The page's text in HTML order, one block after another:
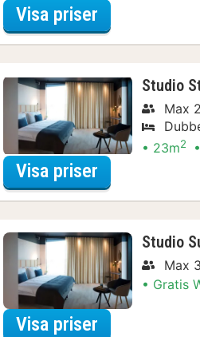
Visa priser
Studio
Max
23m2
Visa priser
Studio
Max
Gratis
Visa priser